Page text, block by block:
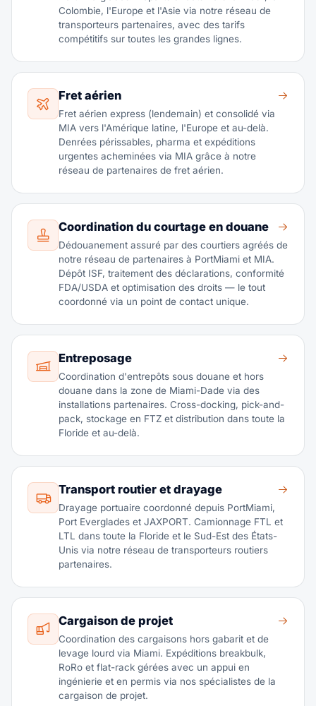
Colombie, l'Europe et l'Asie via notre réseau de
transporteurs partenaires, avec des tarifs
compétitifs sur toutes les grandes lignes.
Fret aérien
Fret aérien express (lendemain) et consolidé via
MIA vers l'Amérique latine, l'Europe et au-delà.
Denrées périssables, pharma et expéditions
urgentes acheminées via MIA grâce à notre
réseau de partenaires de fret aérien.
Coordination du courtage en douane
Dédouanement assuré par des courtiers agréés de
notre réseau de partenaires à PortMiami et MIA.
Dépôt ISF, traitement des déclarations, conformité
FDA/USDA et optimisation des droits — le tout
coordonné via un point de contact unique.
Entreposage
Coordination d'entrepôts sous douane et hors
douane dans la zone de Miami-Dade via des
installations partenaires. Cross-docking, pick-and-
pack, stockage en FTZ et distribution dans toute la
Floride et au-delà.
Transport routier et drayage
Drayage portuaire coordonné depuis PortMiami,
Port Everglades et JAXPORT. Camionnage FTL et
LTL dans toute la Floride et le Sud-Est des États-
Unis via notre réseau de transporteurs routiers
partenaires.
Cargaison de projet
Coordination des cargaisons hors gabarit et de
levage lourd via Miami. Expéditions breakbulk,
RoRo et flat-rack gérées avec un appui en
ingénierie et en permis via nos spécialistes de la
cargaison de projet.